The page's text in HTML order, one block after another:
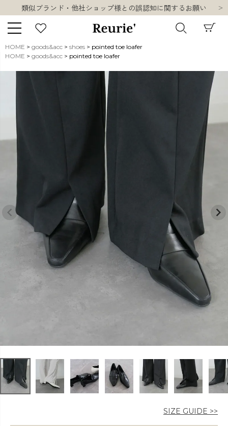
類似ブランド・他社ショップ様との誤認知に関するお願い
熊本県熊本地方を震源とする地震の影響について
お盆期間中の営業・配送に関して
類似ブランド・他社ショップ様との誤認知に関するお願い
キーワード
販売タイプ
再入荷
ORIGINAL HIT ITEM
〜
HOME goods&acc shoes
pointed toe loafer
HOME
goods&acc pointed toe loafer
SIZE GUIDE >>